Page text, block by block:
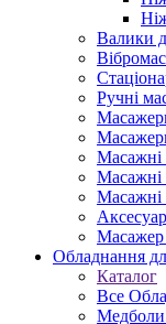
Валики
Ручні
Масажні
Масажні
Масажер
Обладнання
Каталог
Все
Медболи